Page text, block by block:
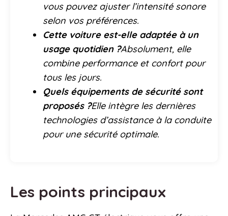
vous pouvez ajuster l’intensité sonore
selon vos préférences.
Cette voiture est-elle adaptée à un
usage quotidien ?Absolument, elle
combine performance et confort pour
tous les jours.
Quels équipements de sécurité sont
proposés ?Elle intègre les dernières
technologies d’assistance à la conduite
pour une sécurité optimale.
Les points principaux